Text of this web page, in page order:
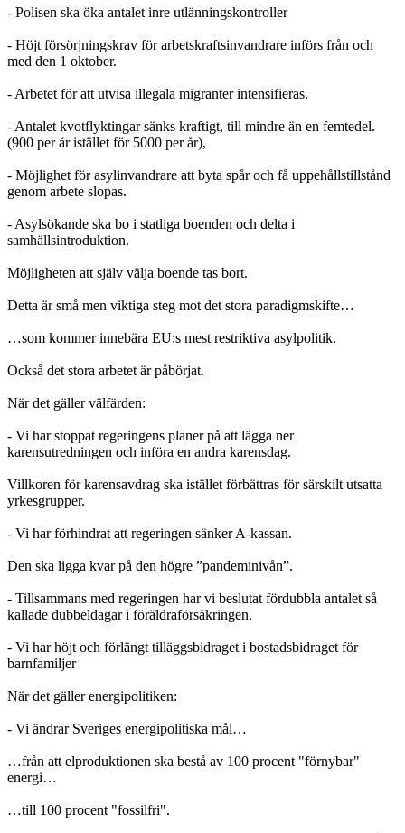
- Polisen ska öka antalet inre utlänningskontroller
- Höjt försörjningskrav för arbetskraftsinvandrare införs från och
med den 1 oktober.
- Arbetet för att utvisa illegala migranter intensifieras.
- Antalet kvotflyktingar sänks kraftigt, till mindre än en femtedel.
(900 per år istället för 5000 per år),
- Möjlighet för asylinvandrare att byta spår och få uppehållstillstånd
genom arbete slopas.
- Asylsökande ska bo i statliga boenden och delta i
samhällsintroduktion.
Möjligheten att själv välja boende tas bort.
Detta är små men viktiga steg mot det stora paradigmskifte…
…som kommer innebära EU:s mest restriktiva asylpolitik.
Också det stora arbetet är påbörjat.
När det gäller välfärden:
- Vi har stoppat regeringens planer på att lägga ner
karensutredningen och införa en andra karensdag.
Villkoren för karensavdrag ska istället förbättras för särskilt utsatta
yrkesgrupper.
- Vi har förhindrat att regeringen sänker A-kassan.
Den ska ligga kvar på den högre ”pandeminivån”.
- Tillsammans med regeringen har vi beslutat fördubbla antalet så
kallade dubbeldagar i föräldraförsäkringen.
- Vi har höjt och förlängt tilläggsbidraget i bostadsbidraget för
barnfamiljer
När det gäller energipolitiken:
- Vi ändrar Sveriges energipolitiska mål…
…från att elproduktionen ska bestå av 100 procent "förnybar"
energi…
…till 100 procent "fossilfri".